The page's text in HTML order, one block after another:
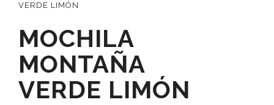
VERDE LIMÓN
MOCHILA
MONTAÑA
VERDE LIMÓN